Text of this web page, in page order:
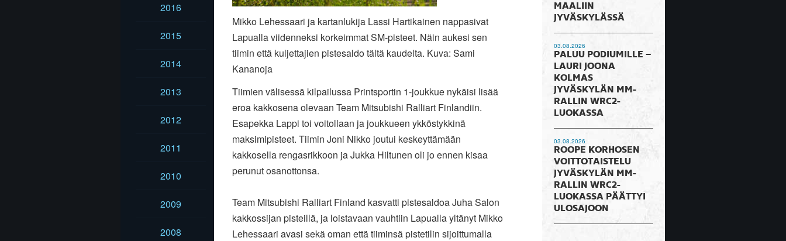
2016
2015
2014
2013
2012
2011
2010
2009
2008
Mikko Lehessaari ja kartanlukija Lassi Hartikainen nappasivat
Lapualla viidenneksi korkeimmat SM-pisteet. Näin aukesi sen
tiimin että kuljettajien pistesaldo tältä kaudelta. Kuva: Sami
Kananoja
Tiimien välisessä kilpailussa Printsportin 1-joukkue nykäisi lisää
eroa kakkosena olevaan Team Mitsubishi Ralliart Finlandiin.
Esapekka Lappi toi voitollaan ja joukkueen ykköstykkinä
maksimipisteet. Tiimin Joni Nikko joutui keskeyttämään
kakkosella rengasrikkoon ja Jukka Hiltunen oli jo ennen kisaa
perunut osanottonsa.
Team Mitsubishi Ralliart Finland kasvatti pistesaldoa Juha Salon
kakkossijan pisteillä, ja loistavaan vauhtiin Lapualla yltänyt Mikko
Lehessaari avasi sekä oman että tiiminsä pistetilin sijoittumalla
MAALIIN
JYVÄSKYLÄSSÄ
03.08.2026
PALUU PODIUMILLE –
LAURI JOONA
KOLMAS
JYVÄSKYLÄN MM-
RALLIN WRC2-
LUOKASSA
03.08.2026
ROOPE KORHOSEN
VOITTOTAISTELU
JYVÄSKYLÄN MM-
RALLIN WRC2-
LUOKASSA PÄÄTTYI
ULOSAJOON